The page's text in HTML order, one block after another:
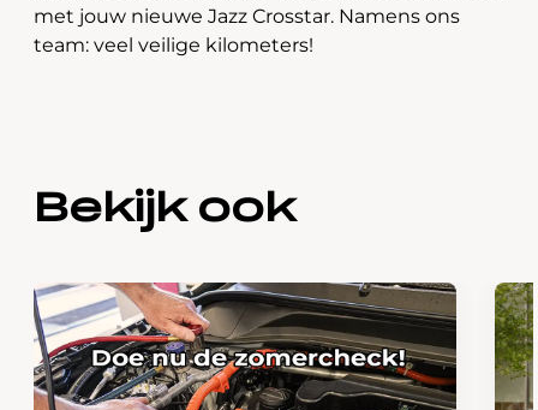
met jouw nieuwe Jazz Crosstar. Namens ons
team: veel veilige kilometers!
Bekijk ook